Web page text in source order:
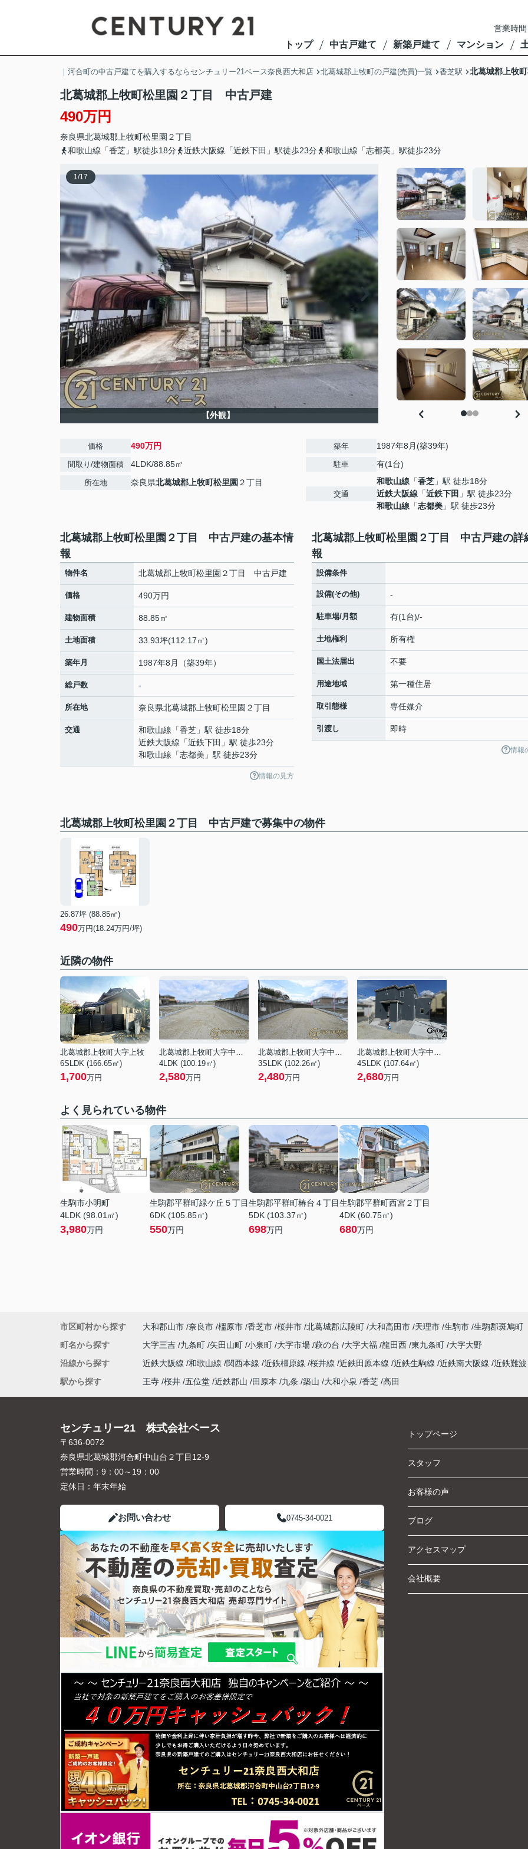
営業時
トップ 中古戸建て 新築戸建て マンション
｜河合町の中古戸建てを購入するならセンチュリー21ベース奈良西大和店 北葛城郡上牧町の戸建(売買)一覧 香芝駅 北葛城郡上牧
北葛城郡上牧町松里園２丁目 中古戸建
490万円
奈良県北葛城郡上牧町松里園 ２丁目
和歌山線「香芝」駅徒歩18分
近鉄大阪線「近鉄下田」駅徒歩23分 和歌山線「志都美」駅徒歩23分
1/17
【外観】
価格 490万円
間取り/建物面積 4LDK/88.85㎡
所在地 奈良県北葛城郡上牧町松里園 ２丁目
築年 1987年8月(築39年)
駐車 有(1台)
交通
和歌山線 「香芝 」駅 徒歩18分
近鉄大阪線 「近鉄下田 」駅 徒歩23分
和歌山線 「志都美 」駅 徒歩23分
北葛城郡上牧町松里園２丁目 中古戸建の基本情
報
物件名 北葛城郡上牧町松里園２丁目 中古戸建
価格 490万円
建物面積 88.85㎡
土地面積 33.93坪(112.17㎡)
築年月 1987年8月（築39年）
総戸数 -
所在地 奈良県北葛城郡上牧町松里園 ２丁目
交通 和歌山線 「香芝 」駅 徒歩18分
近鉄大阪線 「近鉄下田 」駅 徒歩23分
和歌山線 「志都美 」駅 徒歩23分
情報の見方
北葛城郡上牧町松里園２丁目 中古戸建の詳
報
設備条件
設備(その他) -
駐車場/月額 有(1台)/-
土地権利 所有権
国土法届出 不要
用途地域 第一種住居
取引態様 専任媒介
引渡し 即時
情報
北葛城郡上牧町松里園２丁目 中古戸建で募集中の物件
26.87坪 (88.85㎡)
490万円(18.24万円/坪)
近隣の物件
北葛城郡上牧町大字上牧
6SLDK (166.65㎡)
1,700万円
北葛城郡上牧町大字中筋出作
4LDK (100.19㎡)
2,580万円
北葛城郡上牧町大字中筋出作
3SLDK (102.26㎡)
2,480万円
北葛城郡上牧町大字中筋出作
4SLDK (107.64㎡)
2,680万円
よく見られている物件
生駒市小明町
4LDK (98.01㎡)
3,980万円
生駒郡平群町緑ケ丘５丁目
6DK (105.85㎡)
550万円
生駒郡平群町椿台４丁目
5DK (103.37㎡)
698万円
生駒郡平群町西宮２丁目
4DK (60.75㎡)
680万円
市区町村から探す 大和郡山市 奈良市 橿原市 香芝市 桜井市 北葛城郡広陵町 大和高田市 天理市 生駒市 生駒郡斑鳩町
町名から探す
大字三吉 九条町 矢田山町 小泉町 大字市場 萩の台 大字大福 龍田西 東九条町 大字大野
沿線から探す
近鉄大阪線 和歌山線 関西本線 近鉄橿原線 桜井線 近鉄田原本線 近鉄生駒線 近鉄南大阪線 近鉄難
駅から探す
王寺 桜井 五位堂 近鉄郡山 田原本 九条 築山 大和小泉 香芝 高田
センチュリー21 株式会社ベース
〒636-0072
奈良県北葛城郡河合町中山台２丁目12-9
営業時間： 9：00～19：00
定休日： 年末年始
お問い合わせ 0745-34-0021
トップページ
スタッフ
お客様の声
ブログ
アクセスマップ
会社概要